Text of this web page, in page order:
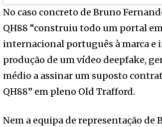
No caso concreto de Bruno
QH88 “construiu todo um portal
internacional português à marca e
produção de um vídeo deepfake,
médio a assinar um suposto
QH88” em pleno Old Trafford.
Nem a equipa de representação de